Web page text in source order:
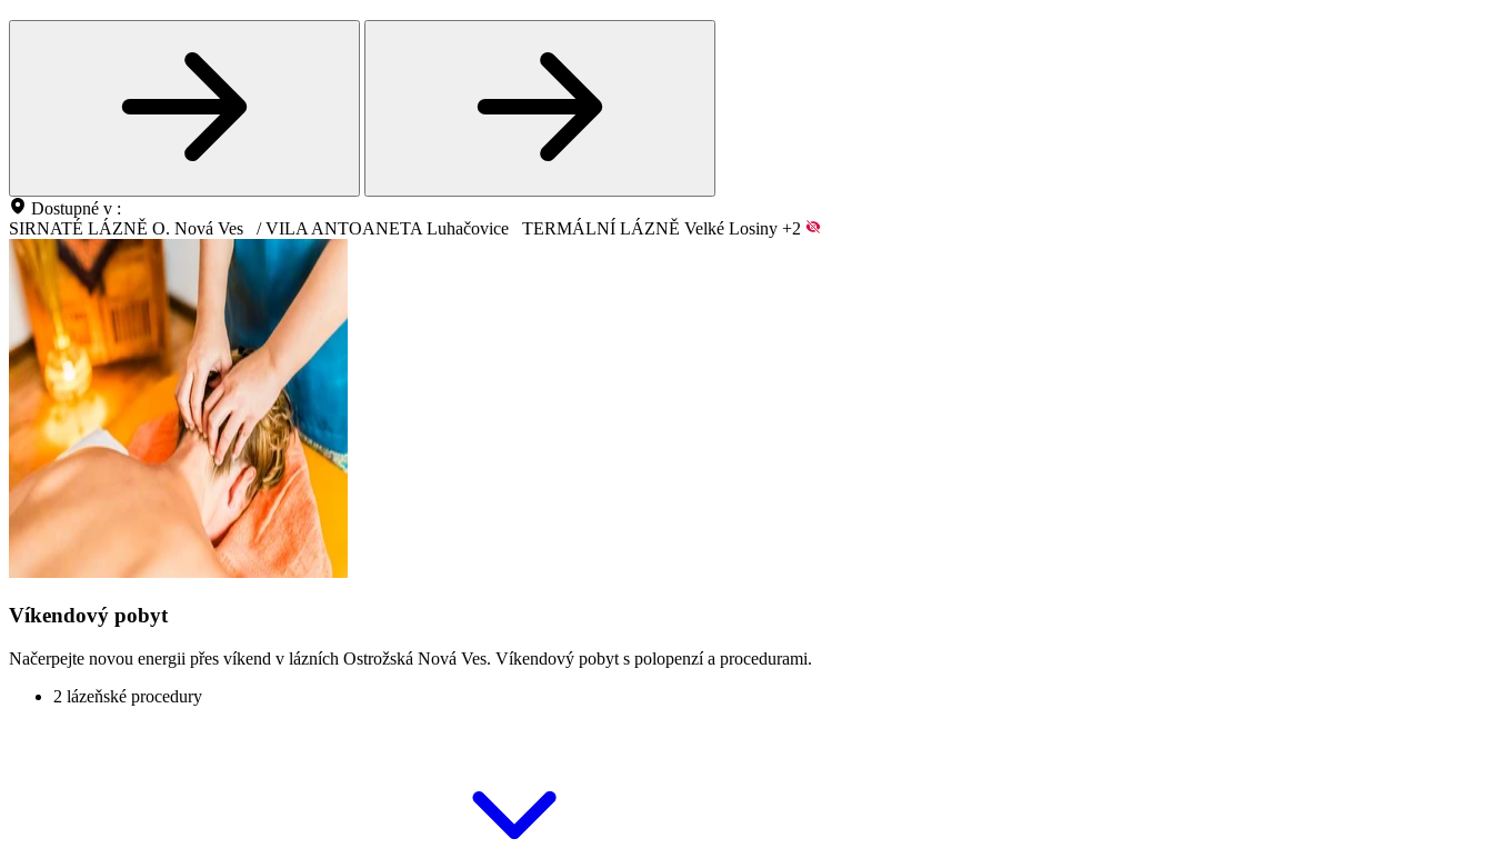
Dostupné v :
SIRNATÉ LÁZNĚ O. Nová Ves
/ VILA ANTOANETA Luhačovice TERMÁLNÍ LÁZNĚ Velké Losiny +2
Víkendový pobyt
Načerpejte novou energii přes víkend v lázních Ostrožská Nová Ves. Víkendový pobyt s polopenzí a procedurami.
2 lázeňské procedury